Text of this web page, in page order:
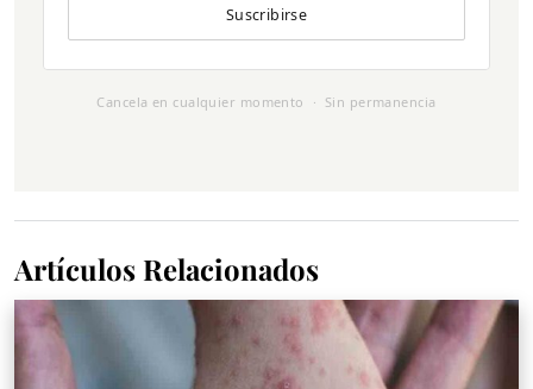
Suscribirse
Cancela en cualquier momento · Sin permanencia
Artículos Relacionados